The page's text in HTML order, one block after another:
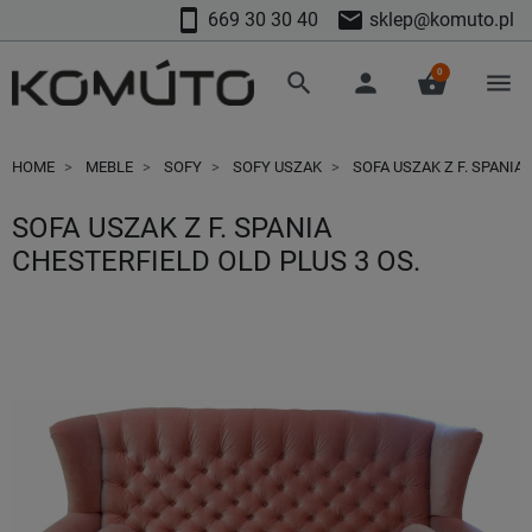
smartphone 669 30 30 40 mail sklep@komuto.pl
search person shopping_basket
0 menu
HOME MEBLE SOFY SOFY USZAK SOFA USZAK Z F. SPANIA
SOFA USZAK Z F. SPANIA
CHESTERFIELD OLD PLUS 3 OS.